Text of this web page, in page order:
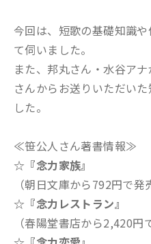
今回は、短歌の基礎知識
て伺いました。
また、邦丸さん・水谷ア
さんからお送りいただい
した。
≪笹公人さん著書情報≫
☆『念力家族』
（朝日文庫から792円で発
☆『念力レストラン』
（春陽堂書店から2,420円